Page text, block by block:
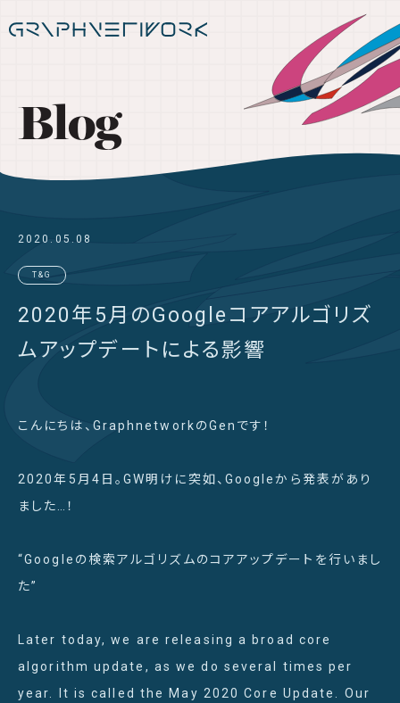
Blog
2020.05.08
T&G
2020年5月のGoogleコアアルゴリズ
ムアップデートによる影響
こんにちは、GraphnetworkのGenです！
2020年5月4日。GW明けに突如、Googleから発表があり
ました…！
“Googleの検索アルゴリズムのコアアップデートを行いまし
た”
Later today, we are releasing a broad core
algorithm update, as we do several times per
year. It is called the May 2020 Core Update. Our